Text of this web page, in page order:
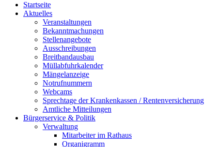
Startseite
Aktuelles
Veranstaltungen
Bekanntmachungen
Stellenangebote
Ausschreibungen
Breitbandausbau
Müllabfuhrkalender
Mängelanzeige
Notrufnummern
Webcams
Sprechtage der Krankenkassen / Rentenversicherung
Amtliche Mitteilungen
Bürgerservice & Politik
Verwaltung
Mitarbeiter im Rathaus
Organigramm